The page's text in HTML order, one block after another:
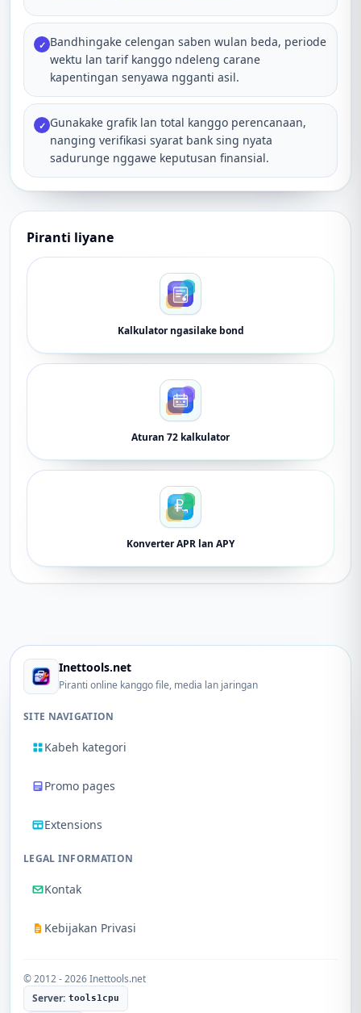
✓ Bandhingake celengan saben wulan beda, periode
wektu lan tarif kanggo ndeleng carane
kapentingan senyawa ngganti asil.
✓ Gunakake grafik lan total kanggo perencanaan,
nanging verifikasi syarat bank sing nyata
sadurunge nggawe keputusan finansial.
Piranti liyane
Kalkulator ngasilake bond
Aturan 72 kalkulator
Konverter APR lan APY
Inettools.net
Piranti online kanggo file, media lan jaringan
SITE NAVIGATION
Kabeh kategori
Promo pages
Extensions
LEGAL INFORMATION
Kontak
Kebijakan Privasi
© 2012 - 2026 Inettools.net
Server: tools1cpu